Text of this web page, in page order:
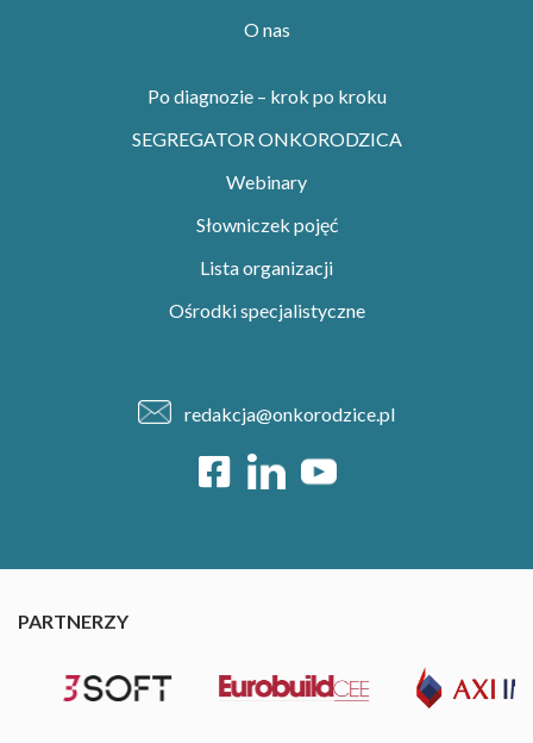
O nas
Po diagnozie – krok po kroku
SEGREGATOR ONKORODZICA
Webinary
Słowniczek pojęć
Lista organizacji
Ośrodki specjalistyczne
redakcja@onkorodzice.pl
PARTNERZY